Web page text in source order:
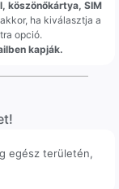
köszönőkártya, SIM
ha kiválasztja a
opció.
kapják.
egész területén,